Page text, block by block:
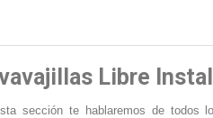
Libre
sección te hablaremos de todos